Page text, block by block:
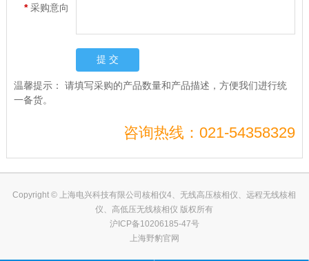
*采购意向
温馨提示： 请填写采购的产品数量和产品描述，方便我们进行统
一备货。
咨询热线：021-54358329
Copyright © 上海电兴科技有限公司核相仪4、无线高压核相仪、远程无线核相
仪、高低压无线核相仪 版权所有
沪ICP备10206185-47号
上海野豹官网